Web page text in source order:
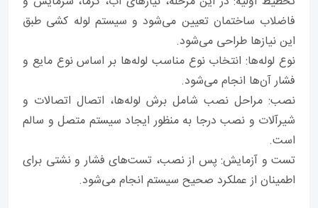
فاضلاب ساختمان تعیین می‌شود و سیستم لوله کشی طبق
این نیازها طراحی می‌شود.
نوع لوله‌ها: انتخاب نوع مناسب لوله‌ها بر اساس نوع مایع و
فشار آن‌ها انجام می‌شود.
نصب: مراحل نصب شامل برش لوله‌ها، اتصال اتصالات و
شیرآلات و نصب درجا به منظور ایجاد سیستم متصل و سالم
است.
تست و آزمایش: پس از نصب، تست‌های فشار و نشتی برای
اطمینان از عملکرد صحیح سیستم انجام می‌شود.